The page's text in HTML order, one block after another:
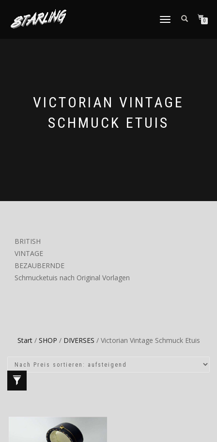
TOGGLE
0
VICTORIAN VINTAGE
SCHMUCK ETUIS
BRITISH
VINTAGE
BEZAUBERNDE
Schmucketuis nach Original Vorlagen
Start/ SHOP / DIVERSES / Victorian Vintage Schmuck Etuis